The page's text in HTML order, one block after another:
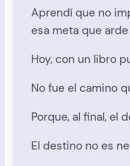
Aprendí que no
esa meta que
Hoy, con un libro
No fue el camino
Porque, al final, el
El destino no es